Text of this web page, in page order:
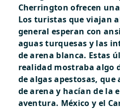
Cherrington ofrecen
Los turistas que viajan
general esperan con
aguas turquesas y las
de arena blanca. Estas
realidad mostraba algo
de algas apestosas,
de arena y hacían de la
aventura. México y el